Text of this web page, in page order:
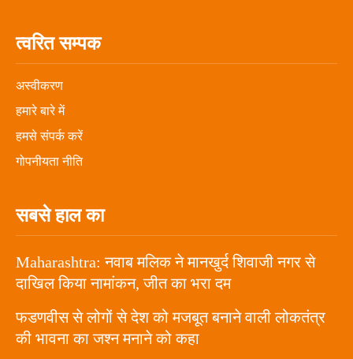
त्वरित सम्पक
अस्वीकरण
हमारे बारे में
हमसे संपर्क करें
गोपनीयता नीति
सबसे हाल का
Maharashtra: नवाब मलिक ने मानखुर्द शिवाजी नगर से
दाखिल किया नामांकन, जीत का भरा दम
फडणवीस से लोगों से देश को मजबूत बनाने वाली लोकतंत्र
की भावना का जश्न मनाने को कहा